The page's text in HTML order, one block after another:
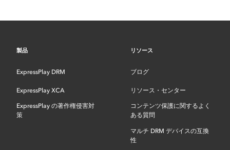
製品
ExpressPlay DRM
ExpressPlay XCA
ExpressPlay の著作権侵害対
策
リソース
ブログ
リソース・センター
コンテンツ保護に関するよく
ある質問
マルチ DRM デバイスの互換
性